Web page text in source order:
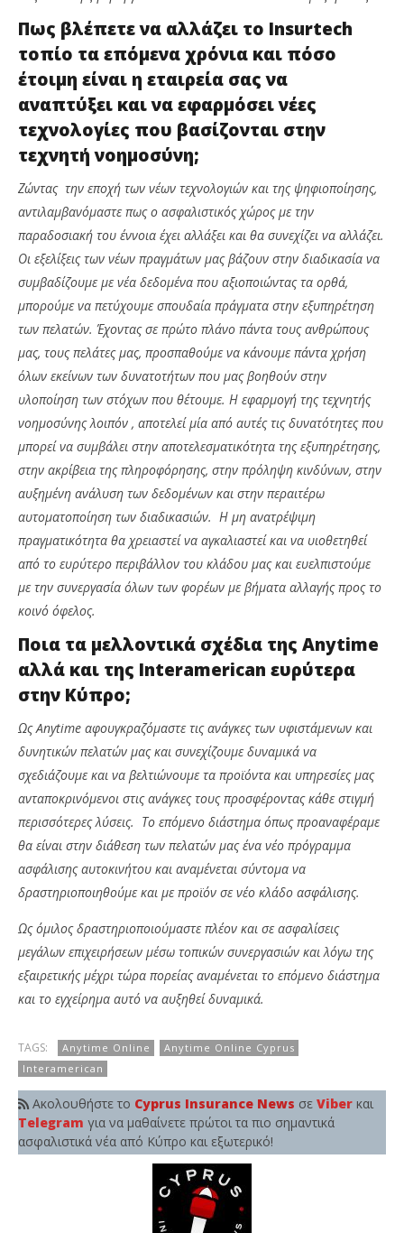
Πως βλέπετε να αλλάζει το Insurtech
τοπίο τα επόμενα χρόνια και πόσο
έτοιμη είναι η εταιρεία σας να
αναπτύξει και να εφαρμόσει νέες
τεχνολογίες που βασίζονται στην
τεχνητή νοημοσύνη;
Ζώντας την εποχή των νέων τεχνολογιών και της ψηφιοποίησης,
αντιλαμβανόμαστε πως ο ασφαλιστικός χώρος με την
παραδοσιακή του έννοια έχει αλλάξει και θα συνεχίζει να αλλάζει.
Οι εξελίξεις των νέων πραγμάτων μας βάζουν στην διαδικασία να
συμβαδίζουμε με νέα δεδομένα που αξιοποιώντας τα ορθά,
μπορούμε να πετύχουμε σπουδαία πράγματα στην εξυπηρέτηση
των πελατών. Έχοντας σε πρώτο πλάνο πάντα τους ανθρώπους
μας, τους πελάτες μας, προσπαθούμε να κάνουμε πάντα χρήση
όλων εκείνων των δυνατοτήτων που μας βοηθούν στην
υλοποίηση των στόχων που θέτουμε. Η εφαρμογή της τεχνητής
νοημοσύνης λοιπόν , αποτελεί μία από αυτές τις δυνατότητες που
μπορεί να συμβάλει στην αποτελεσματικότητα της εξυπηρέτησης,
στην ακρίβεια της πληροφόρησης, στην πρόληψη κινδύνων, στην
αυξημένη ανάλυση των δεδομένων και στην περαιτέρω
αυτοματοποίηση των διαδικασιών. Η μη ανατρέψιμη
πραγματικότητα θα χρειαστεί να αγκαλιαστεί και να υιοθετηθεί
από το ευρύτερο περιβάλλον του κλάδου μας και ευελπιστούμε
με την συνεργασία όλων των φορέων με βήματα αλλαγής προς το
κοινό όφελος.
Ποια τα μελλοντικά σχέδια της Anytime
αλλά και της Interamerican ευρύτερα
στην Κύπρο;
ΩςAnytime αφουγκραζόμαστε τις ανάγκες των υφιστάμενων και
δυνητικών πελατών μας και συνεχίζουμε δυναμικά να
σχεδιάζουμε και να βελτιώνουμε τα προϊόντα και υπηρεσίες μας
ανταποκρινόμενοι στις ανάγκες τους προσφέροντας κάθε στιγμή
περισσότερες λύσεις. Το επόμενο διάστημα όπως προαναφέραμε
θα είναι στην διάθεση των πελατών μας ένα νέο πρόγραμμα
ασφάλισης αυτοκινήτου και αναμένεται σύντομα να
δραστηριοποιηθούμε και με προϊόν σε νέο κλάδο ασφάλισης.
Ως όμιλος δραστηριοποιούμαστε πλέον και σε ασφαλίσεις
μεγάλων επιχειρήσεων μέσω τοπικών συνεργασιών και λόγω της
εξαιρετικής μέχρι τώρα πορείας αναμένεται το επόμενο διάστημα
και το εγχείρημα αυτό να αυξηθεί δυναμικά.
TAGS: Anytime Online
Anytime Online Cyprus
Interamerican
Ακολουθήστε το Cyprus Insurance News σε Viber και
Telegram για να μαθαίνετε πρώτοι τα πιο σημαντικά
ασφαλιστικά νέα από Κύπρο και εξωτερικό!